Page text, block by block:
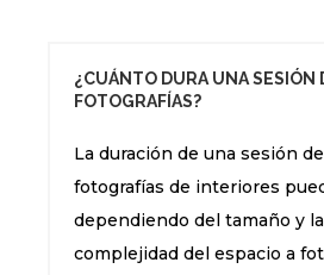
¿CUÁNTO DURA UNA SESIÓN
FOTOGRAFÍAS?
La duración de una sesión de
fotografías de interiores
dependiendo del tamaño y la
complejidad del espacio a